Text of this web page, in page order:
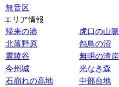
無音区
エリア情報
帰来の港
虎口の山脈
北落野原
怨鳥の沼
雲陵谷
無明の湾岸
今州城
光なき森
石崩れの高地
中部台地